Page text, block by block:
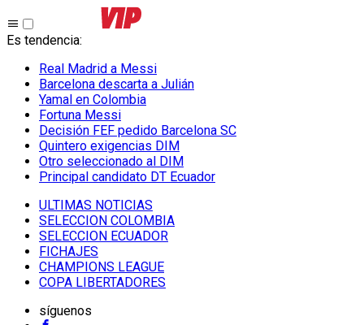
Es tendencia:
Real Madrid a Messi
Barcelona descarta a Julián
Yamal en Colombia
Fortuna Messi
Decisión FEF pedido Barcelona SC
Quintero exigencias DIM
Otro seleccionado al DIM
Principal candidato DT Ecuador
ULTIMAS NOTICIAS
SELECCION COLOMBIA
SELECCION ECUADOR
FICHAJES
CHAMPIONS LEAGUE
COPA LIBERTADORES
síguenos